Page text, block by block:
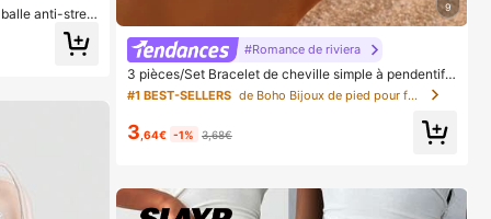
anti-stres
alimentair
stress, jouet
9
#Romance de riviera
3 pièces/Set Bracelet de cheville simple à pendentif c
irculaire doré avec franges et perles pour femmes, co
nvient pour le port quotidien et les vacances, style bo
#1 BEST-SELLERS de Boho Bijoux de pied pour femmes
3 ,64€ -1% 3,68€